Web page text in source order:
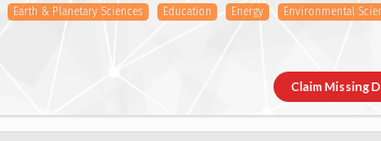
Earth & Planetary Sciences Education Energy
Environmental
Claim Missing